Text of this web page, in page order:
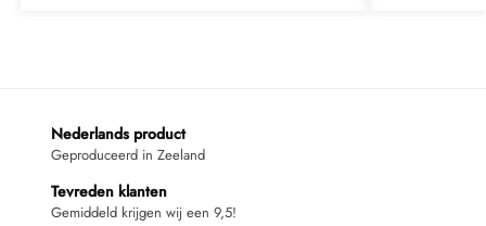
Nederlands product
Geproduceerd in Zeeland
Tevreden klanten
Gemiddeld krijgen wij een 9,5!